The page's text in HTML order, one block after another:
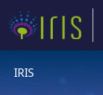
IRIS